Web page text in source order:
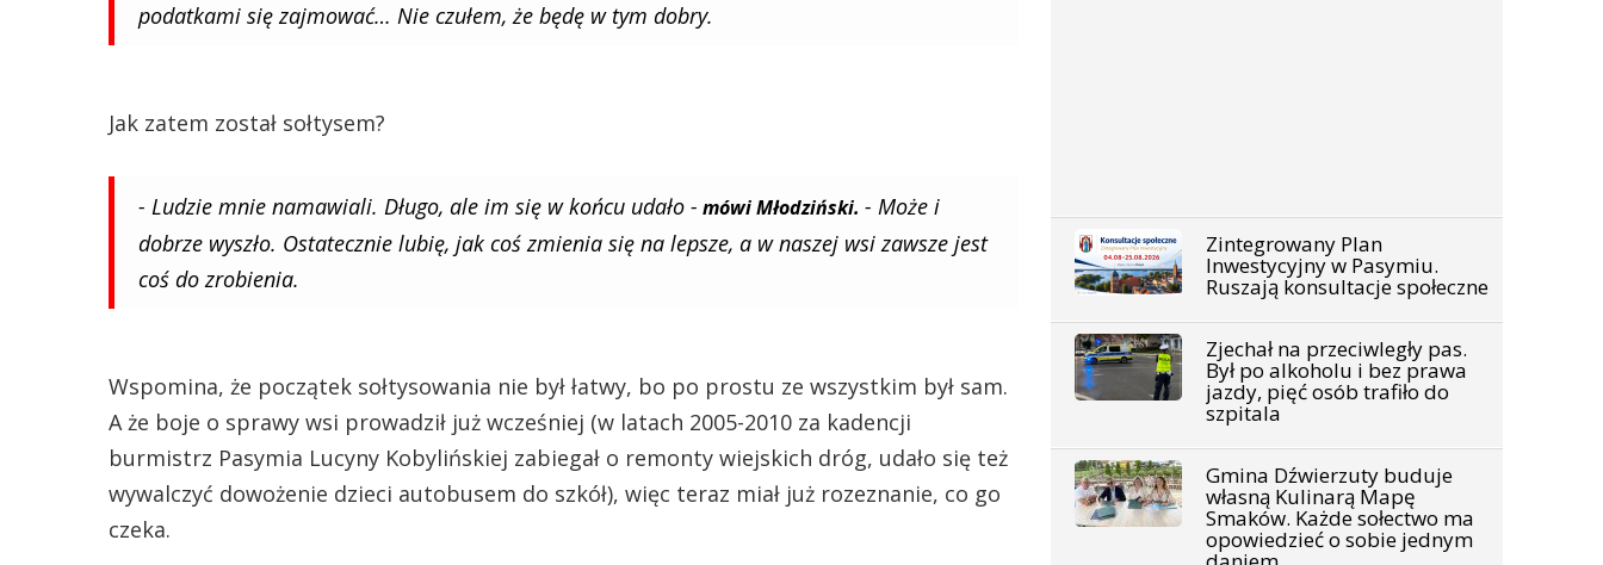
podatkami się zajmować… Nie czułem, że będę w tym dobry.
Jak zatem został sołtysem?
- Ludzie mnie namawiali. Długo, ale im się w końcu udało - mówi Młodziński.- Może i
dobrze wyszło. Ostatecznie lubię, jak coś zmienia się na lepsze, a w naszej wsi zawsze jest
coś do zrobienia.
Wspomina, że początek sołtysowania nie był łatwy, bo po prostu ze wszystkim był sam.
A że boje o sprawy wsi prowadził już wcześniej (w latach 2005-2010 za kadencji
burmistrz Pasymia Lucyny Kobylińskiej zabiegał o remonty wiejskich dróg, udało się też
wywalczyć dowożenie dzieci autobusem do szkół), więc teraz miał już rozeznanie, co go
czeka.
Zintegrowany Plan
Inwestycyjny w Pasymiu.
Ruszają konsultacje społeczne
Zjechał na przeciwległy pas.
Był po alkoholu i bez prawa
jazdy, pięć osób trafiło do
szpitala
Gmina Dźwierzuty buduje
własną Kulinarą Mapę
Smaków. Każde sołectwo ma
opowiedzieć o sobie jednym